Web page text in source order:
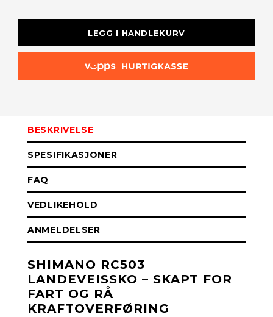
STØRRELSE LAGERSTATUS
LEGG I HANDLEKURV
BESKRIVELSE
SPESIFIKASJONER
FAQ
VEDLIKEHOLD
ANMELDELSER
SHIMANO RC503
LANDEVEISSKO – SKAPT FOR
FART OG RÅ
KRAFTOVERFØRING